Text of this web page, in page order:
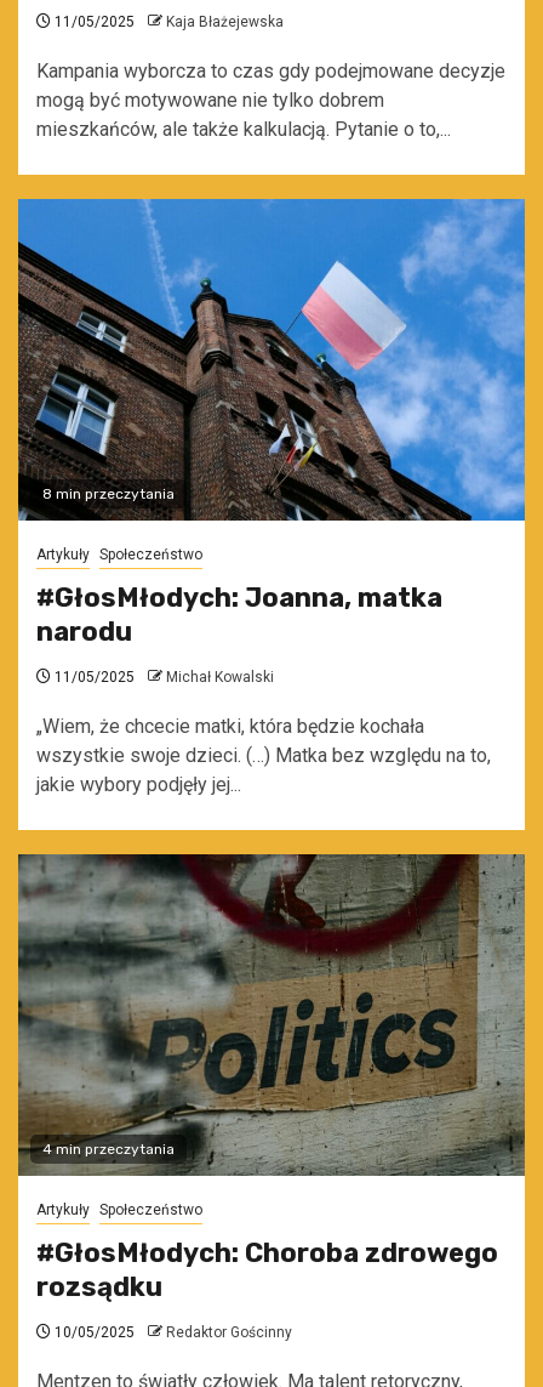
11/05/2025 Kaja Błażejewska
Kampania wyborcza to czas gdy podejmowane decyzje
mogą być motywowane nie tylko dobrem
mieszkańców, ale także kalkulacją. Pytanie o to,...
8 min przeczytania
Artykuły Społeczeństwo
#GłosMłodych: Joanna, matka
narodu
11/05/2025 Michał Kowalski
„Wiem, że chcecie matki, która będzie kochała
wszystkie swoje dzieci. (…) Matka bez względu na to,
jakie wybory podjęły jej...
4 min przeczytania
Artykuły Społeczeństwo
#GłosMłodych: Choroba zdrowego
rozsądku
10/05/2025 Redaktor Gościnny
Mentzen to światły człowiek. Ma talent retoryczny,